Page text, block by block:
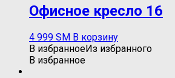
Oфисное кресло 16
4 999 ЅМ В корзину
В избранноеИз избранного
В избранное